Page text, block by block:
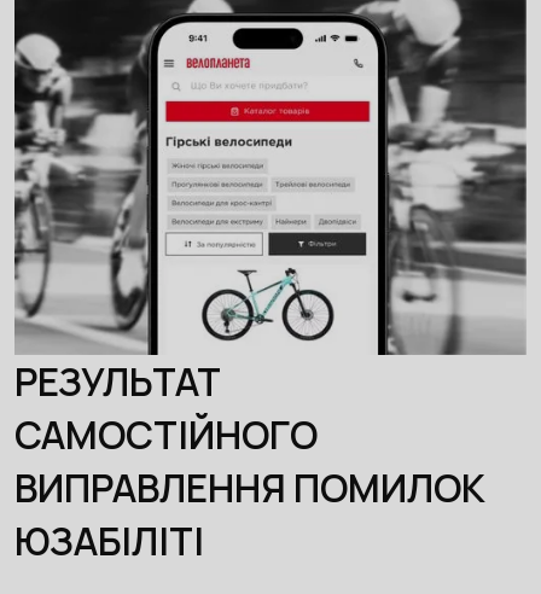
РЕЗУЛЬТАТ
САМОСТІЙНОГО
ВИПРАВЛЕННЯ ПОМИЛОК
ЮЗАБІЛІТІ